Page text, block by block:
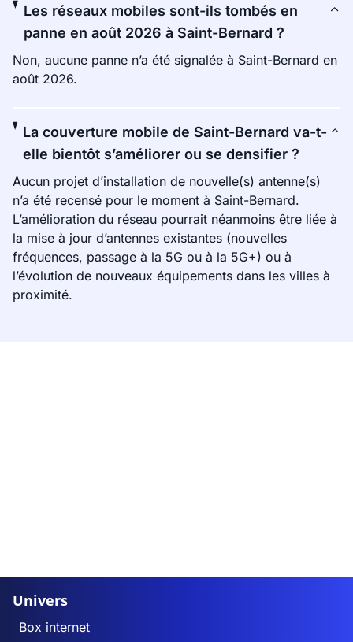
Les réseaux mobiles sont-ils tombés en
panne en août 2026 à Saint-Bernard ?
Non, aucune panne n’a été signalée à Saint-Bernard en
août 2026.
La couverture mobile de Saint-Bernard va-t-
elle bientôt s’améliorer ou se densifier ?
Aucun projet d’installation de nouvelle(s) antenne(s)
n’a été recensé pour le moment à Saint-Bernard.
L’amélioration du réseau pourrait néanmoins être liée à
la mise à jour d’antennes existantes (nouvelles
fréquences, passage à la 5G ou à la 5G+) ou à
l’évolution de nouveaux équipements dans les villes à
proximité.
Univers
Box internet